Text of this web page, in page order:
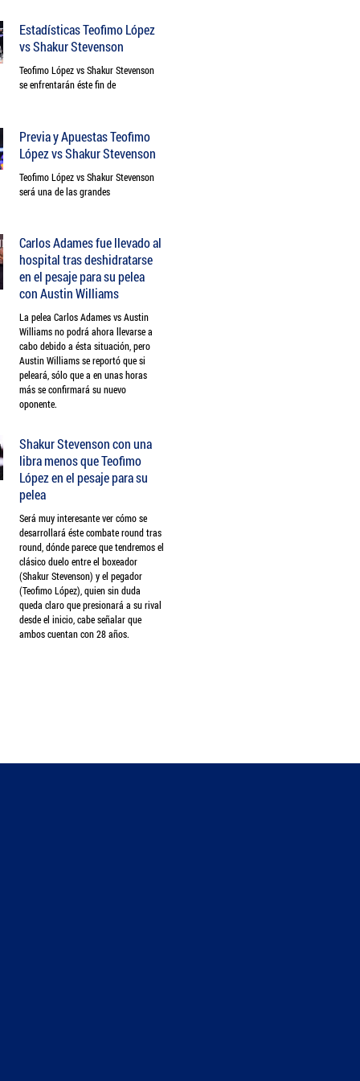
Estadísticas Teofimo López
vs Shakur Stevenson
Teofimo López vs Shakur Stevenson
se enfrentarán éste fin de
Previa y Apuestas Teofimo
López vs Shakur Stevenson
Teofimo López vs Shakur Stevenson
será una de las grandes
Carlos Adames fue llevado al
hospital tras deshidratarse
en el pesaje para su pelea
con Austin Williams
La pelea Carlos Adames vs Austin
Williams no podrá ahora llevarse a
cabo debido a ésta situación, pero
Austin Williams se reportó que si
peleará, sólo que a en unas horas
más se confirmará su nuevo
oponente.
Shakur Stevenson con una
libra menos que Teofimo
López en el pesaje para su
pelea
Será muy interesante ver cómo se
desarrollará éste combate round tras
round, dónde parece que tendremos el
clásico duelo entre el boxeador
(Shakur Stevenson) y el pegador
(Teofimo López), quien sin duda
queda claro que presionará a su rival
desde el inicio, cabe señalar que
ambos cuentan con 28 años.